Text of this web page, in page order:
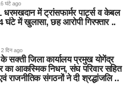
घंटे ago
में ट्रांसफार्मर पार्ट्स व केबल
घंटे में खुलासा, छह आरोपी गिरफ्तार ..
2 दिन ago
सक्ती जिला कार्यालय प्रमुख योगेंद्र
का आकस्मिक निधन, संघ परिवार सहित
राजनीतिक संगठनों ने दी श्रद्धांजलि ..